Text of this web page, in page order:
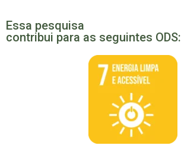
Essa pesquisa
contribui para as seguintes ODS: